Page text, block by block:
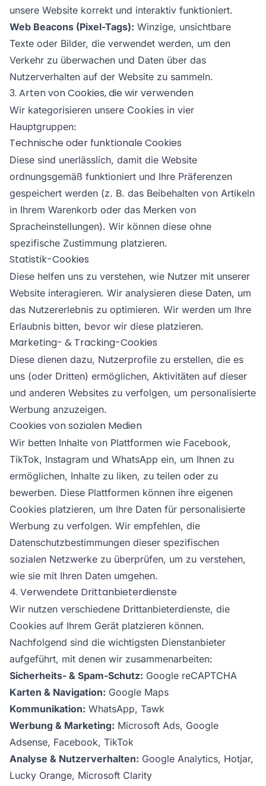
unsere Website korrekt und interaktiv funktioniert.
Web Beacons (Pixel-Tags): Winzige, unsichtbare
Texte oder Bilder, die verwendet werden, um den
Verkehr zu überwachen und Daten über das
Nutzerverhalten auf der Website zu sammeln.
3. Arten von Cookies, die wir verwenden
Wir kategorisieren unsere Cookies in vier
Hauptgruppen:
Technische oder funktionale Cookies
Diese sind unerlässlich, damit die Website
ordnungsgemäß funktioniert und Ihre Präferenzen
gespeichert werden (z. B. das Beibehalten von Artikeln
in Ihrem Warenkorb oder das Merken von
Spracheinstellungen). Wir können diese ohne
spezifische Zustimmung platzieren.
Statistik-Cookies
Diese helfen uns zu verstehen, wie Nutzer mit unserer
Website interagieren. Wir analysieren diese Daten, um
das Nutzererlebnis zu optimieren. Wir werden um Ihre
Erlaubnis bitten, bevor wir diese platzieren.
Marketing- & Tracking-Cookies
Diese dienen dazu, Nutzerprofile zu erstellen, die es
uns (oder Dritten) ermöglichen, Aktivitäten auf dieser
und anderen Websites zu verfolgen, um personalisierte
Werbung anzuzeigen.
Cookies von sozialen Medien
Wir betten Inhalte von Plattformen wie Facebook,
TikTok, Instagram und WhatsApp ein, um Ihnen zu
ermöglichen, Inhalte zu liken, zu teilen oder zu
bewerben. Diese Plattformen können ihre eigenen
Cookies platzieren, um Ihre Daten für personalisierte
Werbung zu verfolgen. Wir empfehlen, die
Datenschutzbestimmungen dieser spezifischen
sozialen Netzwerke zu überprüfen, um zu verstehen,
wie sie mit Ihren Daten umgehen.
4. Verwendete Drittanbieterdienste
Wir nutzen verschiedene Drittanbieterdienste, die
Cookies auf Ihrem Gerät platzieren können.
Nachfolgend sind die wichtigsten Dienstanbieter
aufgeführt, mit denen wir zusammenarbeiten:
Sicherheits- & Spam-Schutz: Google reCAPTCHA
Karten & Navigation: Google Maps
Kommunikation: WhatsApp, Tawk
Werbung & Marketing: Microsoft Ads, Google
Adsense, Facebook, TikTok
Analyse & Nutzerverhalten: Google Analytics, Hotjar,
Lucky Orange, Microsoft Clarity